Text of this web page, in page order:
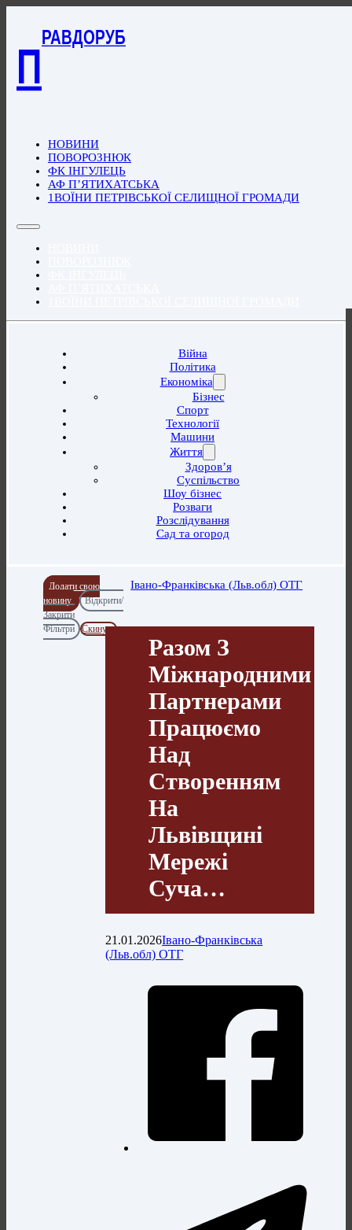
П
РАВДОРУБ
НОВИНИ
ПОВОРОЗНЮК
ФК ІНГУЛЕЦЬ
АФ П’ЯТИХАТСЬКА
1ВОЇНИ ПЕТРІВСЬКОЇ СЕЛИЩНОЇ ГРОМАДИ
Війна
Політика
Економіка
Бізнес
Спорт
Технології
Машини
Життя
Здоров’я
Суспільство
Шоу бізнес
Розваги
Розслідування
Сад та огород
Додати свою
новину
Відкрити/
Закрити
Фільтри
Скинути
Івано-Франківська (Льв.обл) ОТГ
Разом З
Міжнародними
Партнерами
Працюємо
Над
Створенням
На
Львівщині
Мережі
Суча…
21.01.2026Івано-Франківська
(Льв.обл) ОТГ